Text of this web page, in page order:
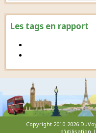
Les tags en rapport
Copyright 2010-2026
d'utilisation |